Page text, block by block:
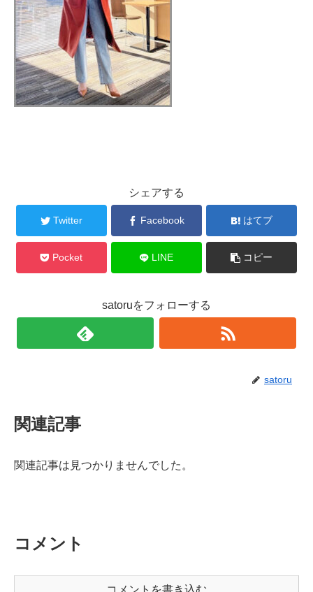
シェアする
Twitter Facebook はてブ
Pocket LINE コピー
satoruをフォローする
satoru
関連記事
関連記事は見つかりませんでした。
コメント
コメントを書き込む